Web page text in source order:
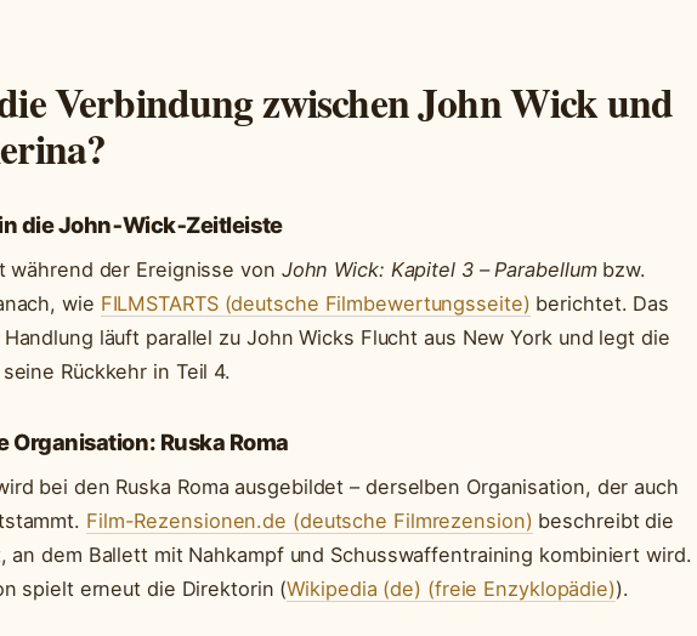
Verbindung zwischen John Wick und
die John‑Wick‑Zeitleiste
während der Ereignisse von John Wick: Kapitel 3 – Parabellumbzw.
wie FILMSTARTS (deutsche Filmbewertungsseite) berichtet. Das
läuft parallel zu John Wicks Flucht aus New York und legt die
Rückkehr in Teil 4.
Organisation: Ruska Roma
bei den Ruska Roma ausgebildet – derselben Organisation, der auch
Film-Rezensionen.de (deutsche Filmrezension) beschreibt die
an dem Ballett mit Nahkampf und Schusswaffentraining kombiniert wird.
spielt erneut die Direktorin (Wikipedia (de) (freie Enzyklopädie)).